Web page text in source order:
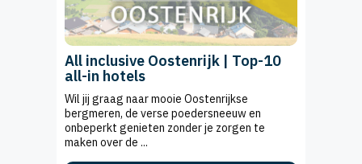
All inclusive Oostenrijk | Top-10
all-in hotels
Wil jij graag naar mooie Oostenrijkse
bergmeren, de verse poedersneeuw en
onbeperkt genieten zonder je zorgen te
maken over de ...